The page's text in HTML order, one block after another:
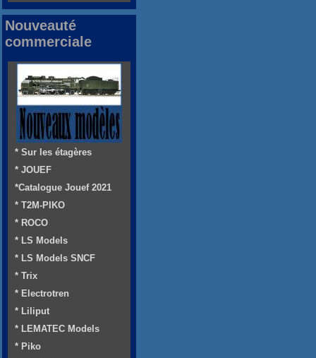
Nouveauté
commerciale
* Sur les étagères
* JOUEF
*Catalogue Jouef 2021
* T2M-PIKO
* ROCO
* LS Models
* LS Models SNCF
* Trix
* Electrotren
* Liliput
* LEMATEC Models
* Piko